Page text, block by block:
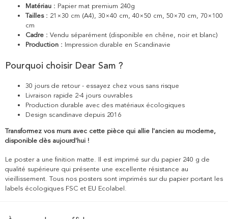
Matériau : Papier mat premium 240g
Tailles : 21×30 cm (A4), 30×40 cm, 40×50 cm, 50×70 cm, 70×100
cm
Cadre : Vendu séparément (disponible en chêne, noir et blanc)
Production : Impression durable en Scandinavie
Pourquoi choisir Dear Sam ?
30 jours de retour - essayez chez vous sans risque
Livraison rapide 2-4 jours ouvrables
Production durable avec des matériaux écologiques
Design scandinave depuis 2016
Transformez vos murs avec cette pièce qui allie l'ancien au moderne,
disponible dès aujourd'hui !
Le poster a une finition matte. Il est imprimé sur du papier 240 g de
qualité supérieure qui présente une excellente résistance au
vieillissement. Tous nos posters sont imprimés sur du papier portant les
labels écologiques FSC et EU Ecolabel.